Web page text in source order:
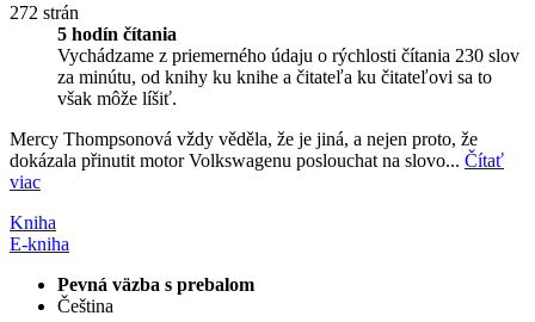
272 strán
5 hodín čítania
Vychádzame z priemerného údaju o rýchlosti čítania 230 slov
za minútu, od knihy ku knihe a čitateľa ku čitateľovi sa to
však môže líšiť.
Mercy Thompsonová vždy věděla, že je jiná, a nejen proto, že
dokázala přinutit motor Volkswagenu poslouchat na slovo... Čítať
viac
Kniha
E-kniha
Pevná väzba s prebalom
Čeština